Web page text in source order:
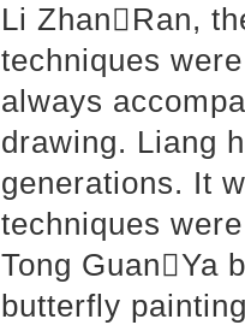
Li ZhanRan,
techniques
always
drawing. Liang
generations. It
techniques
Tong GuanYa
butterfly